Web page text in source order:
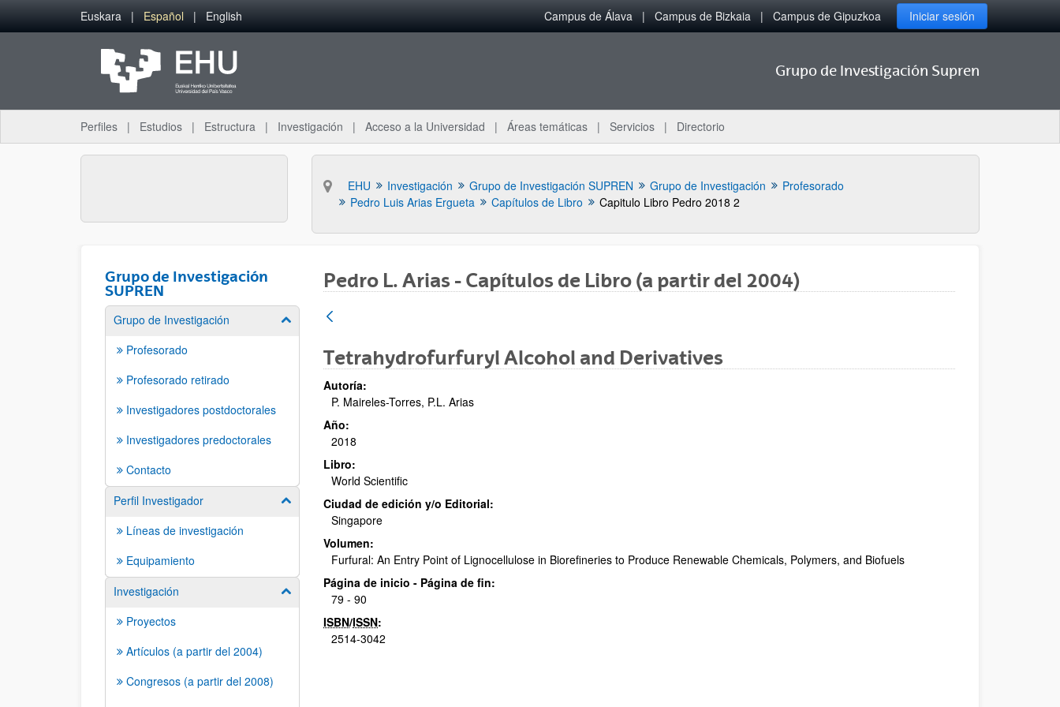
Saltar al contenido principal
Euskara Español English Campus de Álava Campus de Bizkaia Campus de Gipuzkoa Iniciar sesión
Grupo de Investigación Supren
Perfiles Estudios Estructura Investigación Acceso a la Universidad Áreas temáticas Servicios Directorio
EHU Investigación Grupo de Investigación SUPREN Grupo de Investigación
Profesorado
Pedro Luis Arias Ergueta
Capítulos de Libro Capitulo Libro Pedro 2018 2
Grupo de Investigación
SUPREN
Grupo de Investigación Mostrar/ocultar subpáginas
Profesorado
Profesorado retirado
Investigadores postdoctorales
Investigadores predoctorales
Contacto
Perfil Investigador
Mostrar/ocultar subpáginas
Líneas de investigación
Equipamiento
Investigación
Mostrar/ocultar subpáginas
Proyectos
Artículos (a partir del 2004)
Congresos (a partir del 2008)
Pedro L. Arias - Capítulos de Libro (a partir del 2004)
Tetrahydrofurfuryl Alcohol and Derivatives
Autoría:
P. Maireles-Torres, P.L. Arias
Año:
2018
Libro:
World Scientific
Ciudad de edición y/o Editorial:
Singapore
Volumen:
Furfural: An Entry Point of Lignocellulose in Biorefineries to Produce Renewable Chemicals, Polymers, and Biofuels
Página de inicio - Página de fin:
79 - 90
ISBN/ISSN:
2514-3042